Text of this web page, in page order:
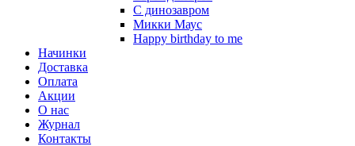
С динозавром
Микки Маус
Happy birthday to me
Начинки
Доставка
Оплата
Акции
О нас
Журнал
Контакты